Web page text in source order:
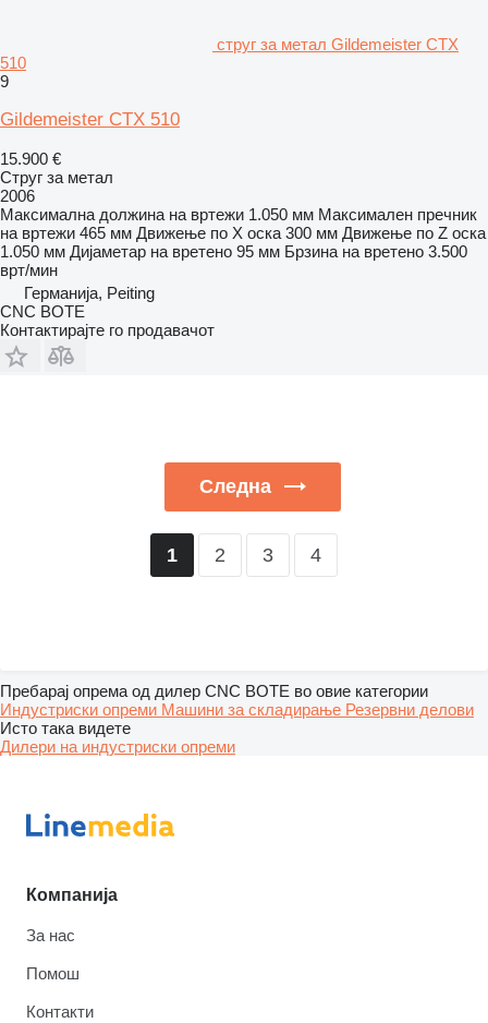
струг за метал Gildemeister CTX
510
9
Gildemeister CTX 510
15.900 €
Струг за метал
2006
Максимална должина на вртежи 1.050 мм Максимален пречник
на вртежи 465 мм Движење по Х оска 300 мм Движење по Z оска
1.050 мм Дијаметар на вретено 95 мм Брзина на вретено 3.500
врт/мин
Германија, Peiting
CNC BOTE
Контактирајте го продавачот
Следна
1 2 3 4
Пребарај опрема од дилер CNC BOTE во овие категории
Индустриски опреми Машини за складирање Резервни делови
Исто така видете
Дилери на индустриски опреми
Компанија
За нас
Помош
Контакти